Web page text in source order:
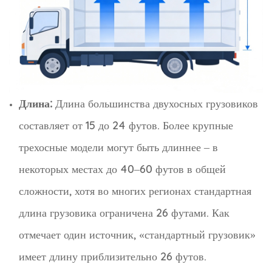
Длина: Длина большинства двухосных грузовиков
составляет от 15 до 24 футов. Более крупные
трехосные модели могут быть длиннее – в
некоторых местах до 40–60 футов в общей
сложности, хотя во многих регионах стандартная
длина грузовика ограничена 26 футами. Как
отмечает один источник, «стандартный грузовик»
имеет длину приблизительно 26 футов.